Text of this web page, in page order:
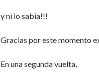
y ni lo sabia!!!
Gracias por este momento
En una segunda vuelta,